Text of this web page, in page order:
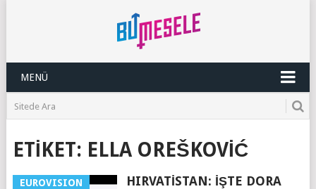
MENÜ
ETIKET: ELLA OREŠKOVIĆ
EUROVISION
HIRVATISTAN: İŞTE DORA